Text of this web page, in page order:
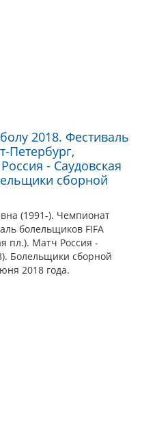
2018. Фестиваль
Петербург,
- Саудовская
сборной
(1991-). Чемпионат
болельщиков FIFA
пл.). Матч Россия -
Болельщики сборной
2018 года.